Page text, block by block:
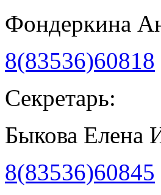
Фондеркина
8(83536)60818
Секретарь:
Быкова Елена
8(83536)60845